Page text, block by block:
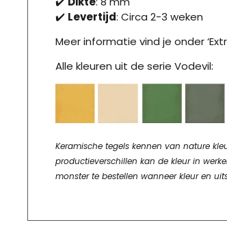
✔️ Levertijd: Circa 2-3 weken
Meer informatie vind je onder
Alle kleuren uit de serie Vodevil:
Keramische tegels kennen van nature
productieverschillen kan de kleur in
monster te bestellen wanneer kleur en